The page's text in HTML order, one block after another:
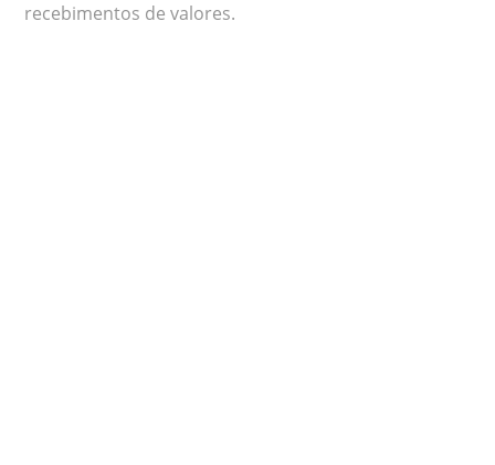
recebimentos de valores.